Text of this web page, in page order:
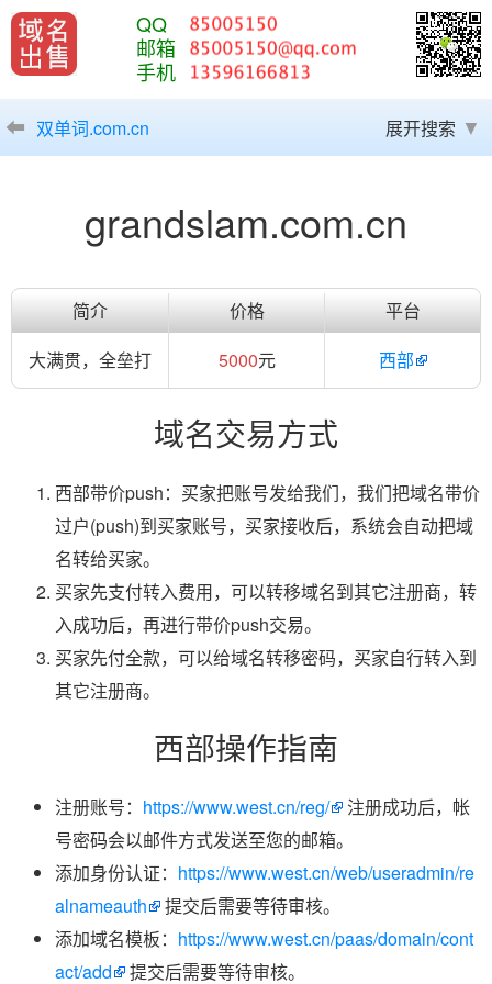
QQ
邮箱
手机
双单词.com.cn 展开搜索
grandslam.com.cn
简介 价格
平台
大满贯，全垒打
5000元 西部
域名交易方式
西部带价push：买家把账号发给我们，我们把域名带价
过户(push)到买家账号，买家接收后，系统会自动把域
名转给买家。
买家先支付转入费用，可以转移域名到其它注册商，转
入成功后，再进行带价push交易。
买家先付全款，可以给域名转移密码，买家自行转入到
其它注册商。
西部操作指南
注册账号： https://www.west.cn/reg/
注册成功后，帐
号密码会以邮件方式发送至您的邮箱。
添加身份认证： https://www.west.cn/web/useradmin/re
alnameauth
提交后需要等待审核。
添加域名模板： https://www.west.cn/paas/domain/cont
act/add
提交后需要等待审核。